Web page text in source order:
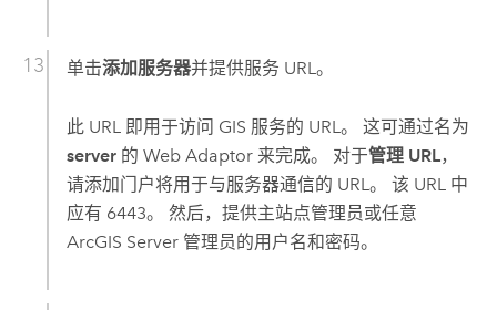
单击添加服务器并提供服务 URL。
此 URL 即用于访问 GIS 服务的 URL。 这可通过名为
server的 Web Adaptor 来完成。 对于管理 URL，
请添加门户将用于与服务器通信的 URL。 该 URL 中
应有 6443。 然后，提供主站点管理员或任意
ArcGIS Server管理员的用户名和密码。